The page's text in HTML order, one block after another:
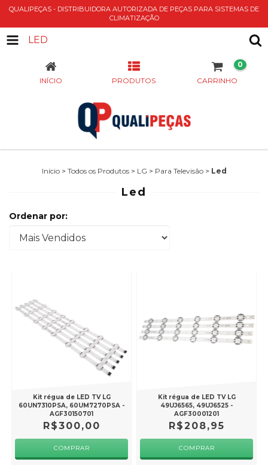
QUALIPEÇAS - DISTRIBUIDORA AUTORIZADA DE PEÇAS PARA SISTEMAS DE
CLIMATIZAÇÃO
LED
INÍCIO PRODUTOS CARRINHO
0
Início > Todos os Produtos > LG > Para Televisão > Led
Led
Ordenar por:
Kit régua de LED TV LG
60UN7310PSA, 60UM7270PSA -
AGF30150701
R$300,00
Kit régua de LED TV LG
49UJ6565, 49UJ6525 -
AGF30001201
R$208,95